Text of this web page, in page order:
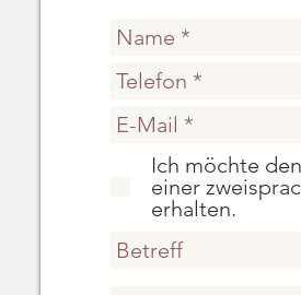
Ich möchte
einer
erhalten.